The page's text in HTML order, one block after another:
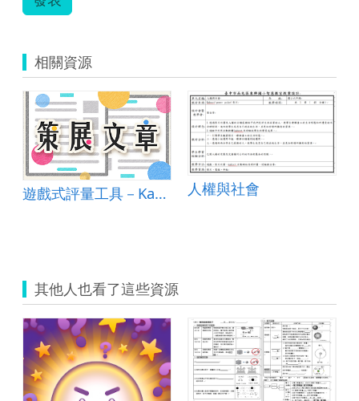
相關資源
遊戲式評量工具－Kahoot 人權與社會
其他人也看了這些資源